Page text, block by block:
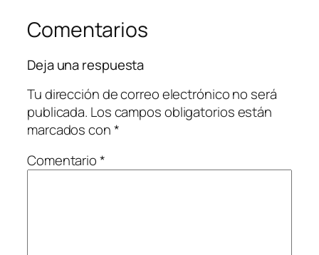
Comentarios
Deja una respuesta
Tu dirección de correo electrónico no será
publicada. Los campos obligatorios están
marcados con*
Comentario*